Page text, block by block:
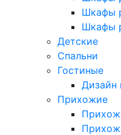
Шкафы
Шкафы
Детские
Спальни
Гостиные
Дизайн
Прихожие